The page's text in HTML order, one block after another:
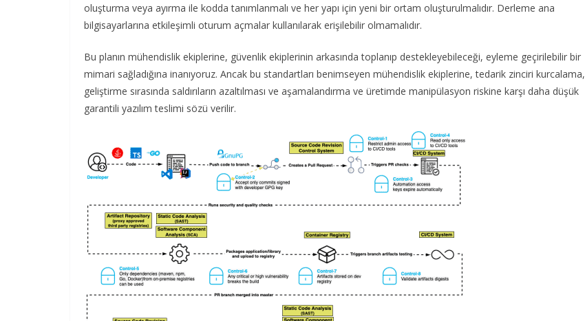
oluşturma veya ayırma ile kodda tanımlanmalı ve her yapı için yeni bir ortam oluşturulmalıdır. Derleme ana
bilgisayarlarına etkileşimli oturum açmalar kullanılarak erişilebilir olmamalıdır.
Bu planın mühendislik ekiplerine, güvenlik ekiplerinin arkasında toplanıp destekleyebileceği, eyleme geçirilebilir bir
mimari sağladığına inanıyoruz. Ancak bu standartları benimseyen mühendislik ekiplerine, tedarik zinciri kurcalama,
geliştirme sırasında saldırıların azaltılması ve aşamalandırma ve üretimde manipülasyon riskine karşı daha düşük
garantili yazılım teslimi sözü verilir.